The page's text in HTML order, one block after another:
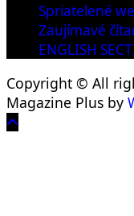
Spriatelené
Zaujímavé
ENGLISH
Copyright © All
Magazine Plus by